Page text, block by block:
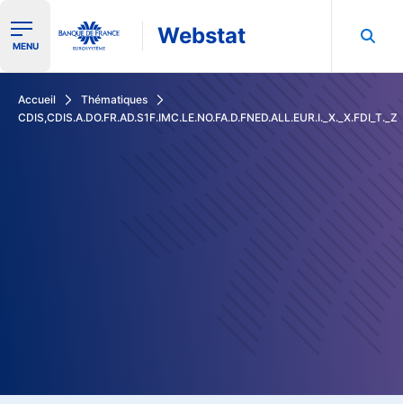
Ouvrir le menu de navigation
MENU Webstat
Accueil
Thématiques
CDIS,CDIS.A.DO.FR.AD.S1F.IMC.LE.NO.FA.D.FNED.ALL.EUR.I._X._X.FDI_T._Z